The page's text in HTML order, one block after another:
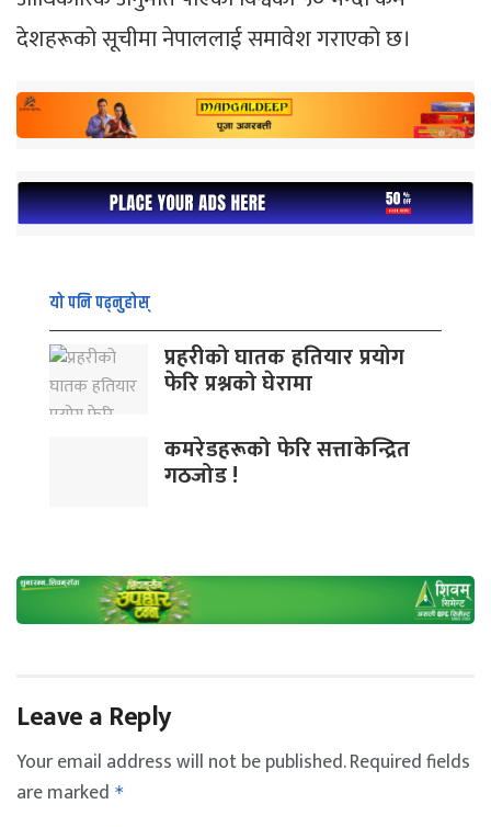
देशहरूको सूचीमा नेपाललाई समावेश गराएको छ।
यो पनि पढ्नुहोस्
प्रहरीको घातक हतियार प्रयोग
फेरि प्रश्नको घेरामा
कमरेडहरूको फेरि सत्ताकेन्द्रित
गठजोड !
Leave a Reply
Your email address will not be published.Required fields
are marked *